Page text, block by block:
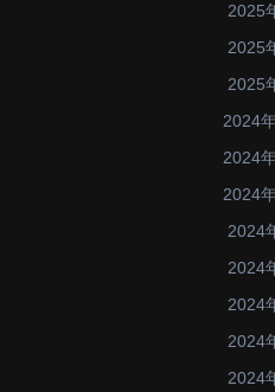
2025
2025
2025
2024
2024
2024
2024
2024
2024
2024
2024